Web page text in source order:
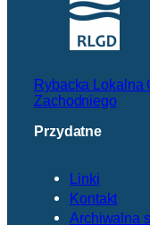
Rybacka Lokalna
Zachodniego
Przydatne
Linki
Kontakt
Archiwalna